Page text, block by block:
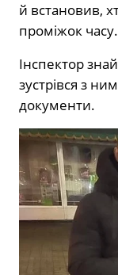
й встановив,
проміжок часу.
Інспектор
зустрівся з
документи.